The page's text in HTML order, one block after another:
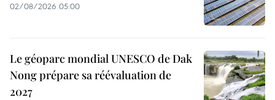
02/08/2026 05:00
Le géoparc mondial UNESCO de Dak
Nong prépare sa réévaluation de
2027